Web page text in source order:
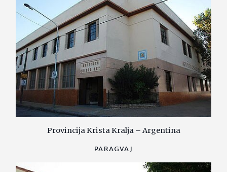
Provincija Krista Kralja – Argentina
PARAGVAJ